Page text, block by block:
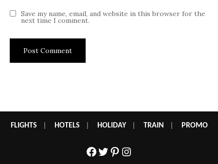
Save my name, email, and website in this browser for the
next time I comment.
FLIGHTS HOTELS HOLIDAY| TRAIN PROMO
Facebook
Twitter
Pinterest
Instagram